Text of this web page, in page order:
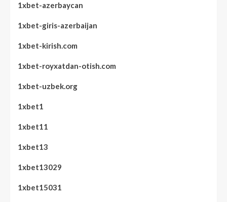
1xbet-azerbaycan
1xbet-giris-azerbaijan
1xbet-kirish.com
1xbet-royxatdan-otish.com
1xbet-uzbek.org
1xbet1
1xbet11
1xbet13
1xbet13029
1xbet15031